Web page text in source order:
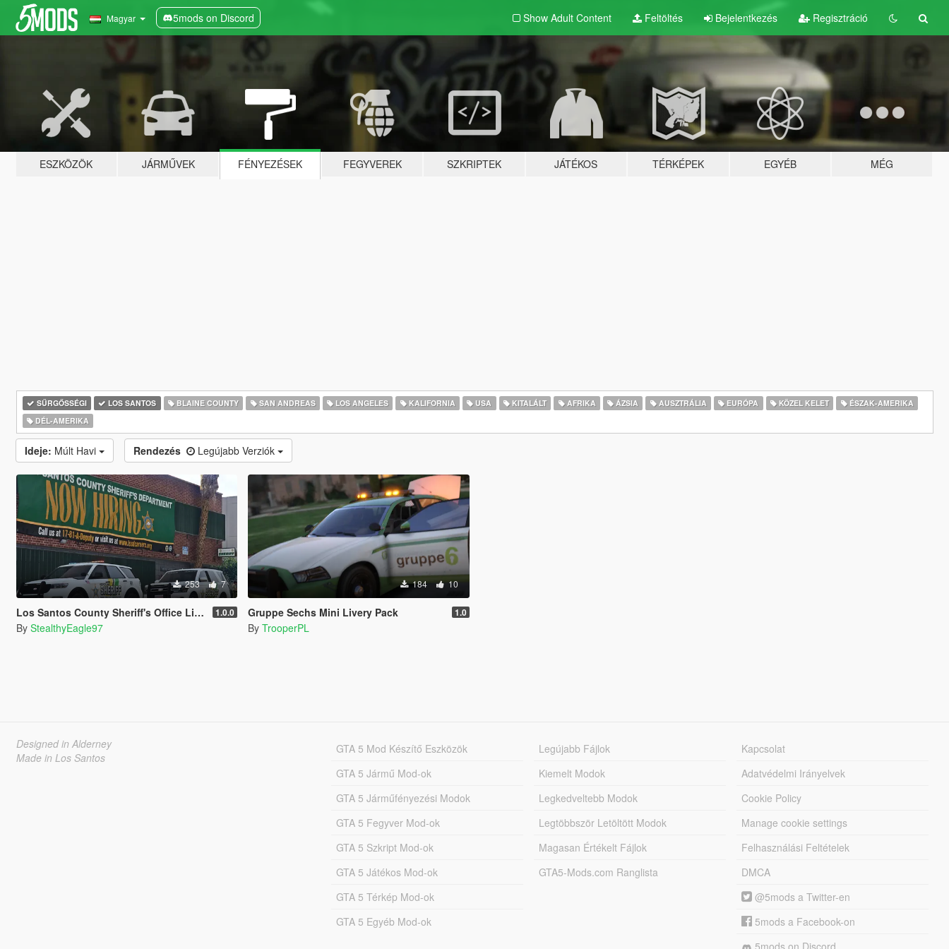
Magyar 5mods on Discord Show Adult Content Feltöltés Bejelentkezés Regisztráció
ESZKÖZÖK JÁRMŰVEK FÉNYEZÉSEK FEGYVEREK SZKRIPTEK JÁTÉKOS TÉRKÉPEK EGYÉB MÉG
SŰRGŐSSÉGI LOS SANTOS BLAINE COUNTY SAN ANDREAS LOS ANGELES KALIFORNIA USA KITALÁLT AFRIKA ÁZSIA AUSZTRÁLIA EURÓPA KÖZEL KELET
ÉSZAK-AMERIKA
DÉL-AMERIKA
Ideje: Múlt Havi Rendezés Legújabb Verziók
253 7
Los Santos County Sheriff's Office Livery Minipack (Multnomah County, WA) 1.0.0
By StealthyEagle97
184 10
Gruppe Sechs Mini Livery Pack 1.0
By TrooperPL
Designed in Alderney
Made in Los Santos
GTA 5 Mod Készítő Eszközök
GTA 5 Jármű Mod-ok
GTA 5 Járműfényezési Modok
GTA 5 Fegyver Mod-ok
GTA 5 Szkript Mod-ok
GTA 5 Játékos Mod-ok
GTA 5 Térkép Mod-ok
GTA 5 Egyéb Mod-ok
Legújabb Fájlok
Kiemelt Modok
Legkedveltebb Modok
Legtöbbször Letöltött Modok
Magasan Értékelt Fájlok
GTA5-Mods.com Ranglista
Kapcsolat
Adatvédelmi Irányelvek
Cookie Policy
Manage cookie settings
Felhasználási Feltételek
DMCA
@5mods a Twitter-en
5mods a Facebook-on
5mods on Discord